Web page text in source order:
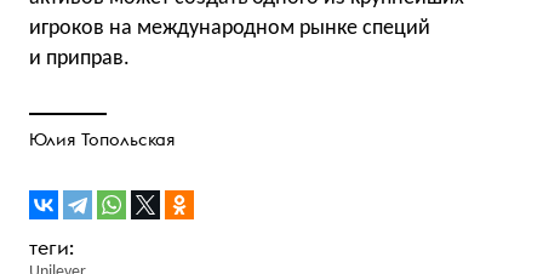
игроков на международном рынке специй
и приправ.
Юлия Топольская